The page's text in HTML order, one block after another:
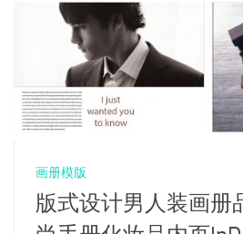
画册模版
版式设计男人装画册